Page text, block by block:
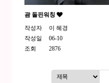
괌 돌핀워칭
작성자
이 혜경
작성일
06-10
조회
2876